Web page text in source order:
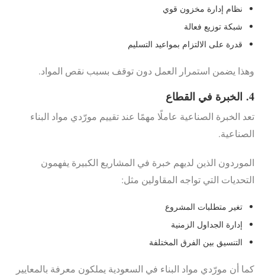
نظام إدارة مخزون قوي
شبكة توزيع فعالة
قدرة على الالتزام بمواعيد التسليم
وهذا يضمن استمرار العمل دون توقف بسبب نقص المواد.
4. الخبرة في القطاع
تعد الخبرة الصناعية عاملًا مهمًا عند تقييم مورّدي مواد البناء
الصناعية.
الموردون الذين لديهم خبرة في المشاريع الكبيرة يفهمون
التحديات التي تواجه المقاولين مثل:
تغير متطلبات المشروع
إدارة الجداول الزمنية
التنسيق بين الفرق المختلفة
كما أن مورّدي مواد البناء في السعودية يملكون معرفة بالمعايير